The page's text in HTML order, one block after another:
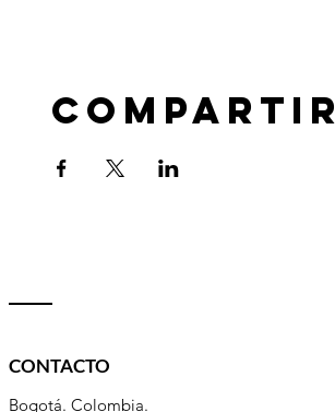
CONTACTO
Bogotá. Colombia.